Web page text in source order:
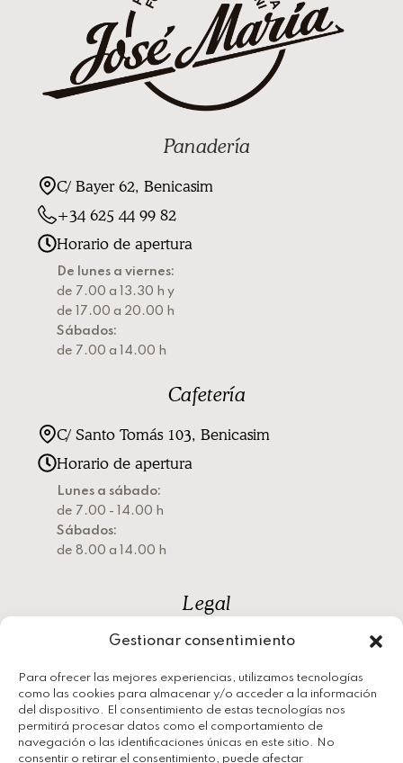
Gestionar consentimiento
Para ofrecer las mejores experiencias, utilizamos tecnologías
como las cookies para almacenar y/o acceder a la información
del dispositivo. El consentimiento de estas tecnologías nos
permitirá procesar datos como el comportamiento de
navegación o las identificaciones únicas en este sitio. No
consentir o retirar el consentimiento, puede afectar
Panadería
C/ Bayer 62, Benicasim
+34 625 44 99 82
Horario de apertura
De lunes a viernes:
de 7.00 a 13.30 h y
de 17.00 a 20.00 h
Sábados:
de 7.00 a 14.00 h
Cafetería
C/ Santo Tomás 103, Benicasim
Horario de apertura
Lunes a sábado:
de 7.00 - 14.00 h
Sábados:
de 8.00 a 14.00 h
Legal
Política de privacidad
Política de cookies
Aviso legal